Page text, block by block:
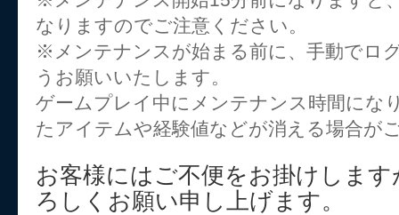
なりますのでご注意ください。
※メンテナンスが始まる前に、手動でロ
うお願いいたします。
ゲームプレイ中にメンテナンス時間にな
たアイテムや経験値などが消える場合が
お客様にはご不便をお掛けしま
ろしくお願い申し上げます。